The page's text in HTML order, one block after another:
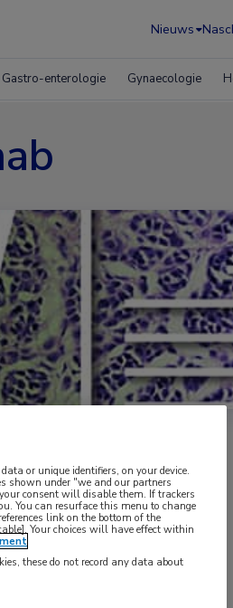
Nieuws
Gastro-enterologie Gynaecologie
or unique identifiers, on your device.
shown under "we and our partners
consent will disable them. If trackers
You can resurface this menu to change
link on the bottom of the
Your choices will have effect within
these do not record any data about